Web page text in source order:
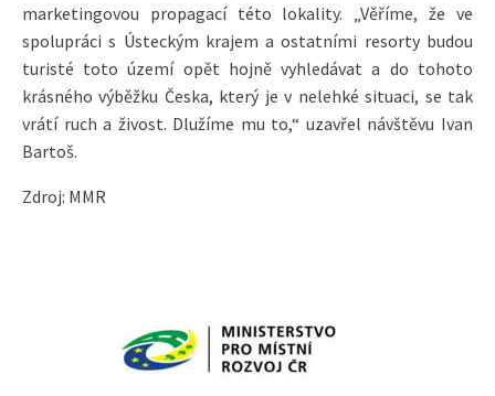
marketingovou propagací této lokality. „Věříme, že ve
spolupráci s Ústeckým krajem a ostatními resorty budou
turisté toto území opět hojně vyhledávat a do tohoto
krásného výběžku Česka, který je v nelehké situaci, se tak
vrátí ruch a živost. Dlužíme mu to,“ uzavřel návštěvu Ivan
Bartoš.
Zdroj: MMR